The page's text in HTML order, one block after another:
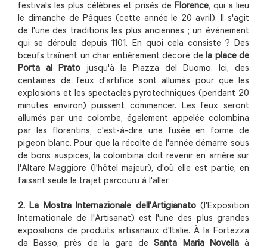
festivals les plus célèbres et prisés de Florence, qui a lieu
le dimanche de Pâques (cette année le 20 avril). Il s'agit
de l'une des traditions les plus anciennes ; un événement
qui se déroule depuis 1101. En quoi cela consiste ? Des
bœufs traînent un char entièrement décoré dela place de
Porta al Prato jusqu'à la Piazza del Duomo. Ici, des
centaines de feux d'artifice sont allumés pour que les
explosions et les spectacles pyrotechniques (pendant 20
minutes environ) puissent commencer. Les feux seront
allumés par une colombe, également appelée colombina
par les florentins, c'est-à-dire une fusée en forme de
pigeon blanc. Pour que la récolte de l'année démarre sous
de bons auspices, la colombina doit revenir en arrière sur
l'Altare Maggiore (l'hôtel majeur), d'où elle est partie, en
faisant seule le trajet parcouru à l'aller.
2. La Mostra Internazionale dell'Artigianato(l'Exposition
Internationale de l'Artisanat) est l'une des plus grandes
expositions de produits artisanaux d'Italie. À la Fortezza
da Basso, près de la gare deSanta Maria Novellaà